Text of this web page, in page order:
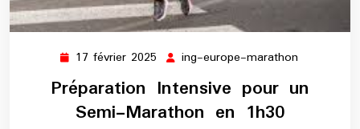
17 février 2025 17
février
2025
ing-europe-marathon
marathon
Préparation Intensive pour un
Semi-Marathon en 1h30